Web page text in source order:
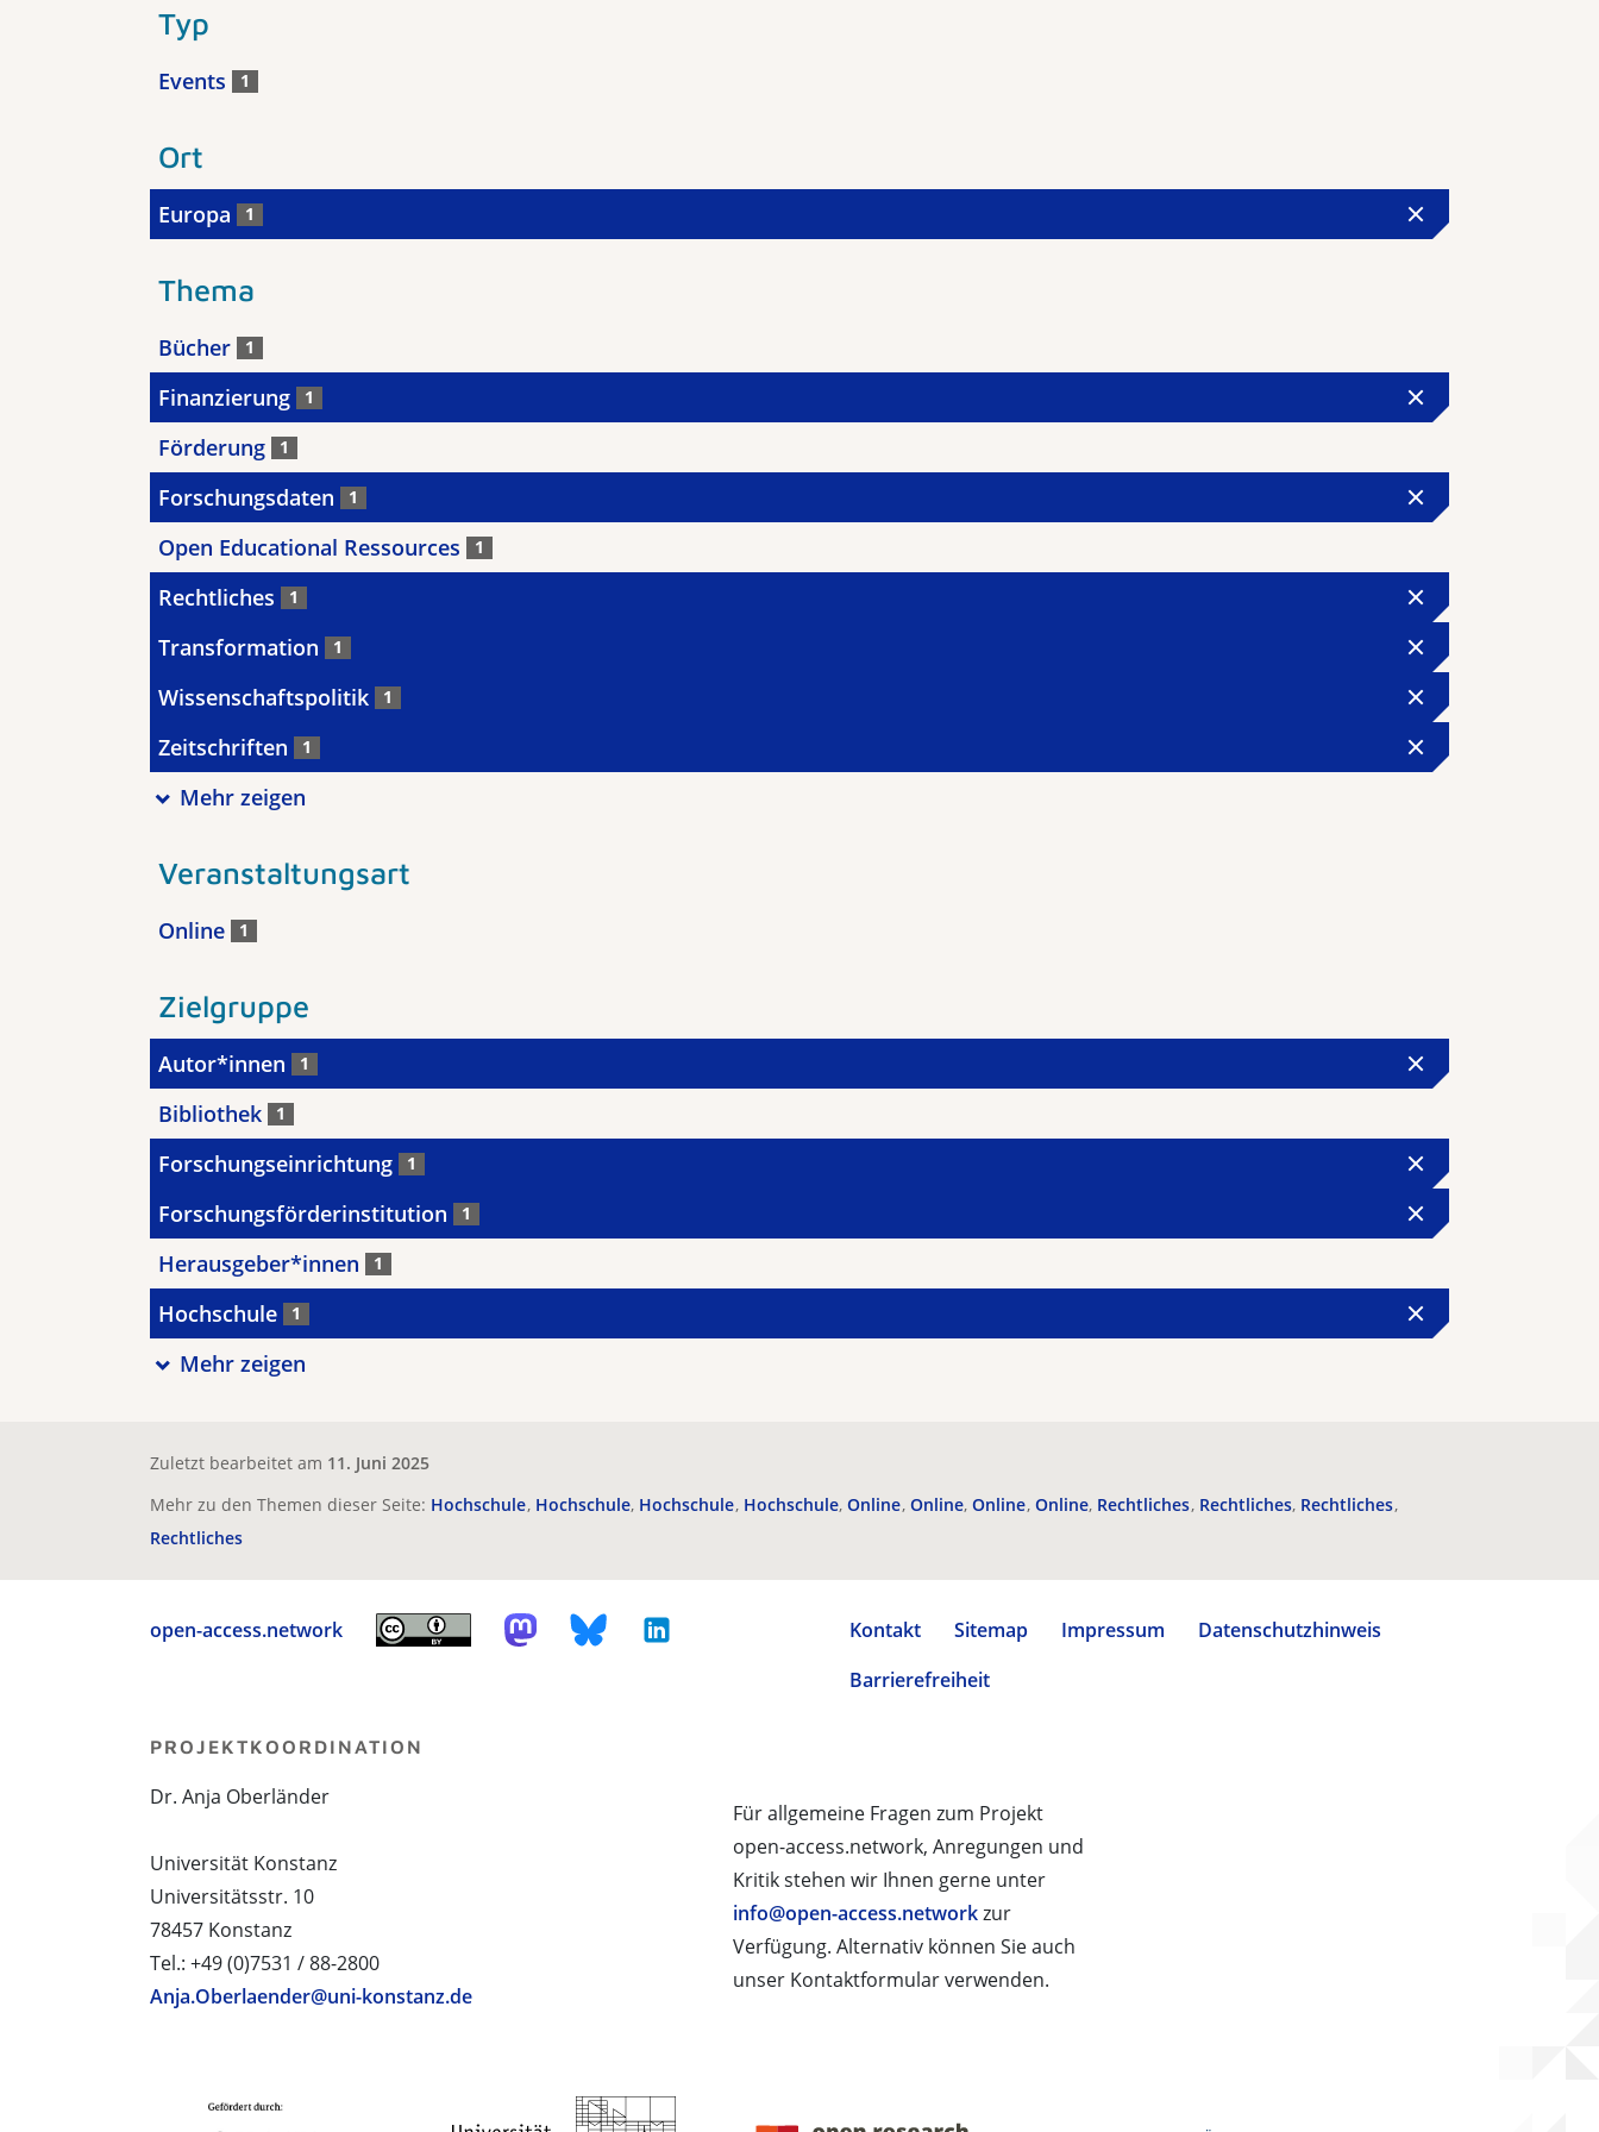
Typ
Events 1
Ort
Europa 1
Thema
Bücher 1
Finanzierung 1
Förderung 1
Forschungsdaten 1
Open Educational Ressources 1
Rechtliches 1
Transformation 1
Wissenschaftspolitik 1
Zeitschriften 1
Mehr zeigen
Veranstaltungsart
Online 1
Zielgruppe
Autor*innen 1
Bibliothek 1
Forschungseinrichtung 1
Forschungsförderinstitution 1
Herausgeber*innen 1
Hochschule 1
Mehr zeigen
Zuletzt bearbeitet am 11. Juni 2025
Mehr zu den Themen dieser Seite: Hochschule Hochschule Hochschule Hochschule Online Online Online Online Rechtliches Rechtliches Rechtliches
Rechtliches
open-access.network Kontakt Sitemap Impressum
Datenschutzhinweis
Barrierefreiheit
Für allgemeine Fragen zum Projekt
open-access.network, Anregungen und
Kritik stehen wir Ihnen gerne unter
info@open-access.networkzur
Verfügung. Alternativ können Sie auch
unser Kontaktformular verwenden.
PROJEKTKOORDINATION
Dr. Anja Oberländer
Universität Konstanz
Universitätsstr. 10
78457 Konstanz
Tel.: +49 (0)7531 / 88-2800
Anja.Oberlaender@uni-konstanz.de